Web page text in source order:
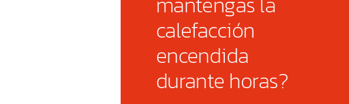
calefacción
encendida
durante horas?